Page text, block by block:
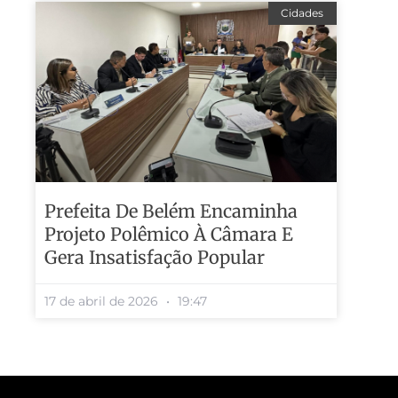
Cidades
Prefeita De Belém Encaminha
Projeto Polêmico À Câmara E
Gera Insatisfação Popular
17 de abril de 2026 19:47